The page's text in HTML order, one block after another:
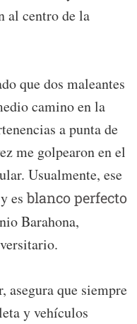
al centro de la
que dos maleantes
camino en la
a punta de
me golpearon en el
Usualmente, ese
y esblanco perfecto
Barahona,
asegura que siempre
y vehículos